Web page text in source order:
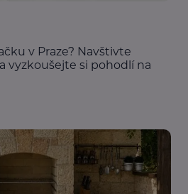
v Praze? Navštivte
vyzkoušejte si pohodlí na